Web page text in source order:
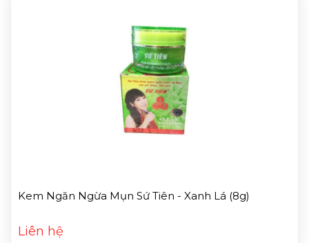
Kem Ngăn Ngừa Mụn Sứ Tiên - Xanh Lá (8g)
Liên hệ